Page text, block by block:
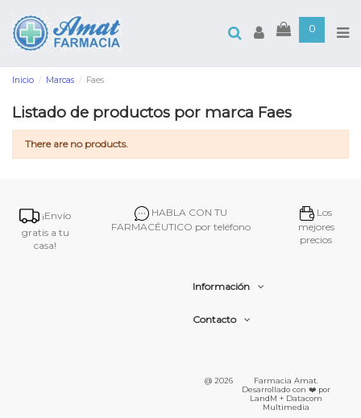
0
Inicio Marcas Faes
Listado de productos por marca Faes
There are no products.
¡Envío
gratis a tu
casa!
HABLA CON TU
FARMACÉUTICO por teléfono
Los
mejores
precios
Información
Contacto
@ 2026
Farmacia Amat.
Desarrollado con ❤️ por
LandM + Datacom
Multimedia